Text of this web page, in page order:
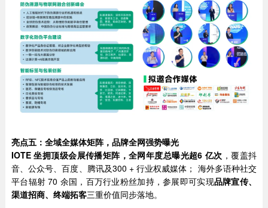
亮点五：全域全媒体矩阵，品牌全网强势曝光
IOTE 坐拥顶级会展传播矩阵，全网年度总曝光超6 亿次 ，覆盖抖
音、公众号、百度、腾讯及300 + 行业权威媒体； 海外多语种社交
平台辐射 70 余国，百万行业粉丝加持，参展即可实现品牌宣传、
渠道招商、终端拓客三重价值同步落地。